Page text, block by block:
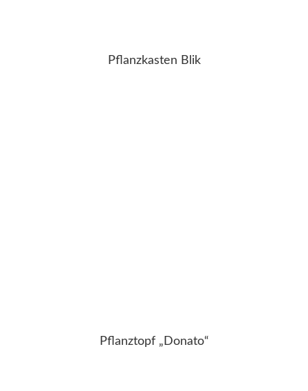
Pflanzkasten Blik
Pflanztopf „Donato“